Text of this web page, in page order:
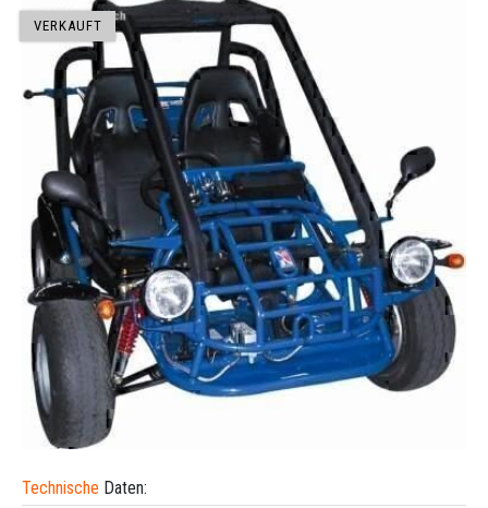
VERKAUFT
Technische Daten: